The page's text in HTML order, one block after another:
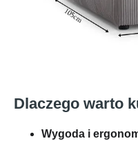
Dlaczego warto
Wygoda i